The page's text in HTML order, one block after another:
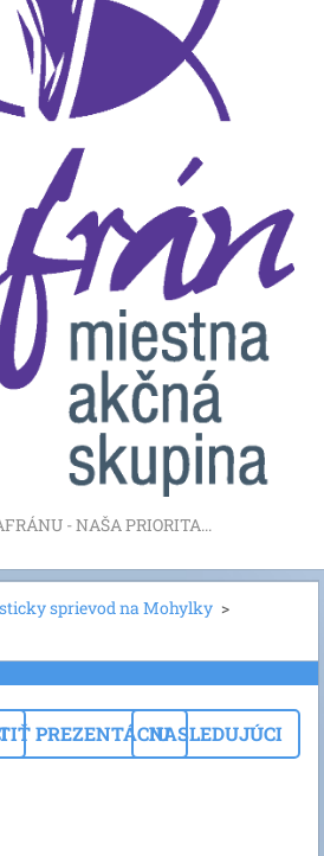
- NAŠA PRIORITA...
sprievod na Mohylky >
PREZENTÁCIUNASLEDUJÚCI